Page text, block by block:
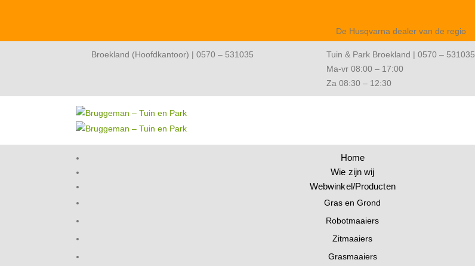
De Husqvarna dealer van de regio
Broekland (Hoofdkantoor) | 0570 – 531035
Tuin & Park Broekland | 0570 – 531035
Ma-vr 08:00 – 17:00
Za 08:30 – 12:30
Home
Wie zijn wij
Webwinkel/Producten
Gras en Grond
Robotmaaiers
Zitmaaiers
Grasmaaiers